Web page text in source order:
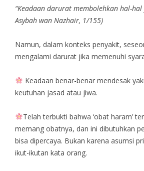
“Keadaan darurat membolehkan hal-
Asybah wan Nazhair, 1/155)
Namun, dalam konteks penyakit,
mengalami darurat jika memenuhi
Keadaan benar-benar mendesak
keutuhan jasad atau jiwa.
Telah terbukti bahwa ‘obat haram’
memang obatnya, dan ini dibutuhkan
bisa dipercaya. Bukan karena asumsi
ikut-ikutan kata orang.